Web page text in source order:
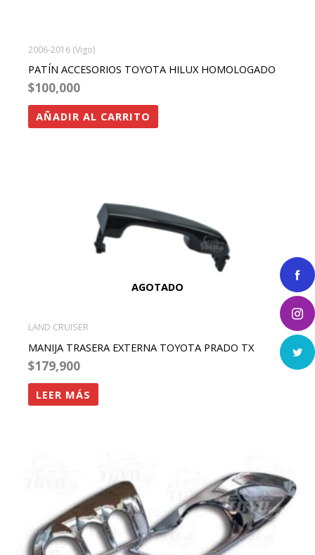
2006-2016 (Vigo)
PATÍN ACCESORIOS TOYOTA HILUX HOMOLOGADO
$100,000
AÑADIR AL CARRITO
AGOTADO
LAND CRUISER
MANIJA TRASERA EXTERNA TOYOTA PRADO TX
$179,900
LEER MÁS